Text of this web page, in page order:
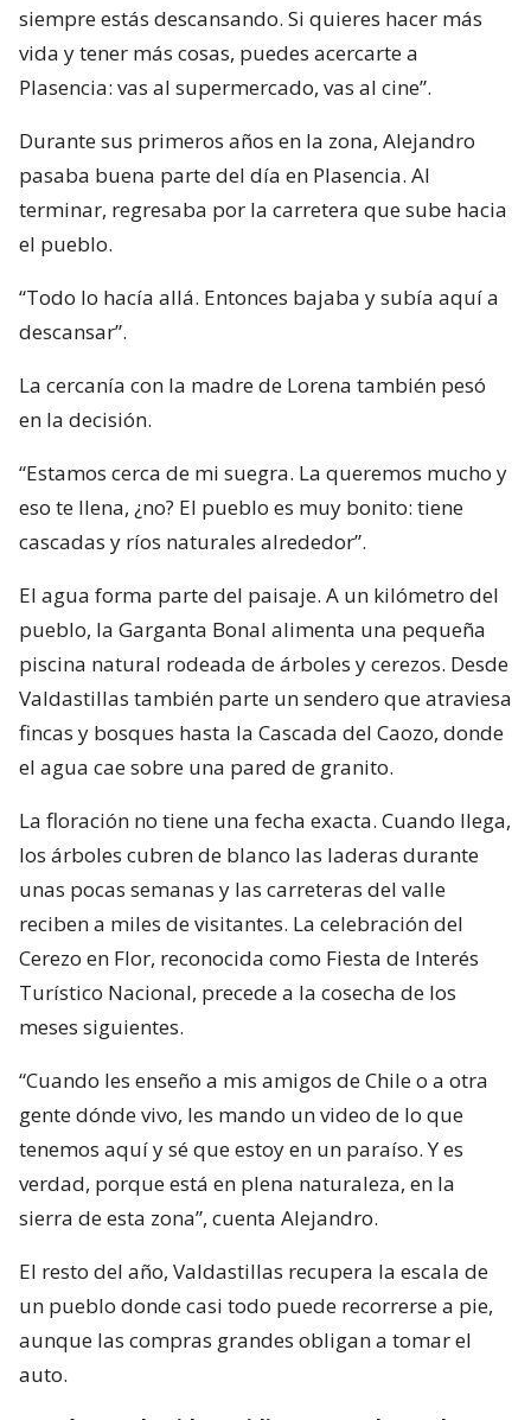
siempre estás descansando. Si quieres hacer más
vida y tener más cosas, puedes acercarte a
Plasencia: vas al supermercado, vas al cine”.
Durante sus primeros años en la zona, Alejandro
pasaba buena parte del día en Plasencia. Al
terminar, regresaba por la carretera que sube hacia
el pueblo.
“Todo lo hacía allá. Entonces bajaba y subía aquí a
descansar”.
La cercanía con la madre de Lorena también pesó
en la decisión.
“Estamos cerca de mi suegra. La queremos mucho y
eso te llena, ¿no? El pueblo es muy bonito: tiene
cascadas y ríos naturales alrededor”.
El agua forma parte del paisaje. A un kilómetro del
pueblo, la Garganta Bonal alimenta una pequeña
piscina natural rodeada de árboles y cerezos. Desde
Valdastillas también parte un sendero que atraviesa
fincas y bosques hasta la Cascada del Caozo, donde
el agua cae sobre una pared de granito.
La floración no tiene una fecha exacta. Cuando llega,
los árboles cubren de blanco las laderas durante
unas pocas semanas y las carreteras del valle
reciben a miles de visitantes. La celebración del
Cerezo en Flor, reconocida como Fiesta de Interés
Turístico Nacional, precede a la cosecha de los
meses siguientes.
“Cuando les enseño a mis amigos de Chile o a otra
gente dónde vivo, les mando un video de lo que
tenemos aquí y sé que estoy en un paraíso. Y es
verdad, porque está en plena naturaleza, en la
sierra de esta zona”, cuenta Alejandro.
El resto del año, Valdastillas recupera la escala de
un pueblo donde casi todo puede recorrerse a pie,
aunque las compras grandes obligan a tomar el
auto.